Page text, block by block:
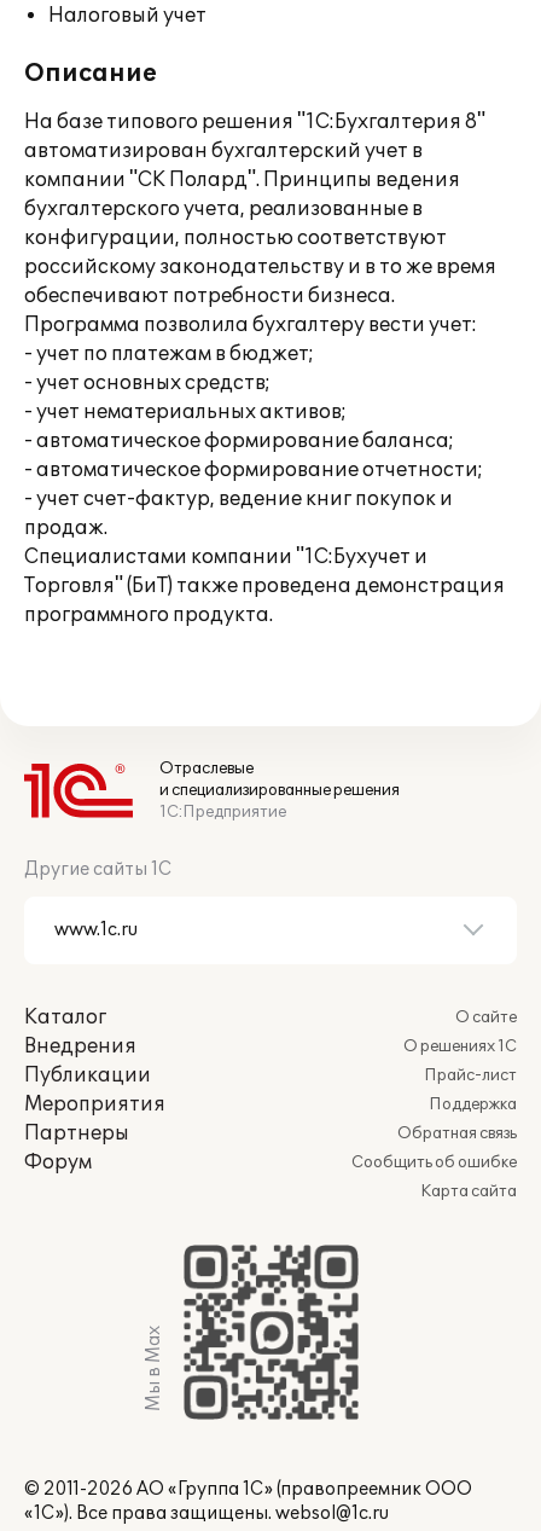
Налоговый учет
Описание
На базе типового решения "1С:Бухгалтерия 8"
автоматизирован бухгалтерский учет в
компании "СК Полард". Принципы ведения
бухгалтерского учета, реализованные в
конфигурации, полностью соответствуют
российскому законодательству и в то же время
обеспечивают потребности бизнеса.
Программа позволила бухгалтеру вести учет:
- учет по платежам в бюджет;
- учет основных средств;
- учет нематериальных активов;
- автоматическое формирование баланса;
- автоматическое формирование отчетности;
- учет счет-фактур, ведение книг покупок и
продаж.
Специалистами компании "1С:Бухучет и
Торговля" (БиТ) также проведена демонстрация
программного продукта.
Отраслевые
и специализированные решения
1С:Предприятие
Другие сайты 1С
Каталог
Внедрения
Публикации
Мероприятия
Партнеры
Форум
О сайте
О решениях 1С
Прайс-лист
Поддержка
Обратная связь
Сообщить об ошибке
Карта сайта
Мы в Max
© 2011-2026 АО «Группа 1С» (правопреемник ООО
«1С»). Все права защищены. websol@1c.ru